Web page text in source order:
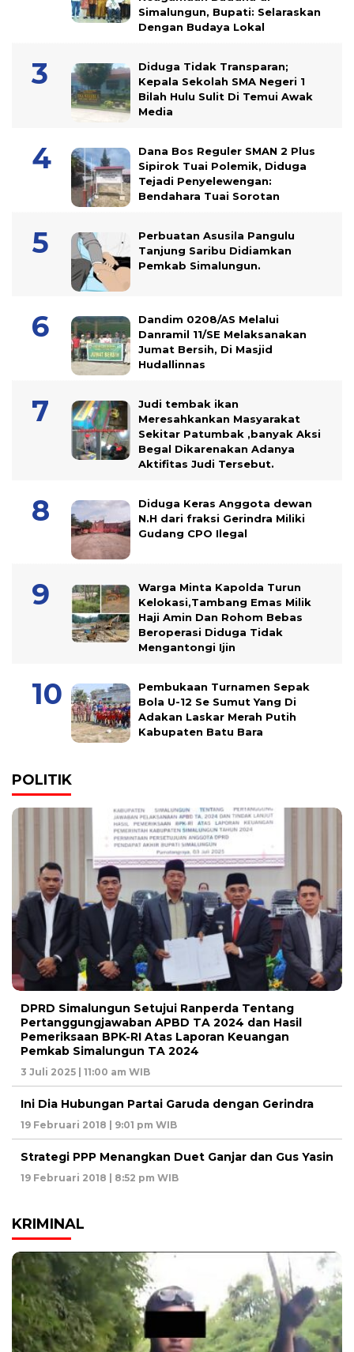
Simalungun, Bupati: Selaraskan
Dengan Budaya Lokal
Diduga Tidak Transparan;
Kepala Sekolah SMA Negeri 1
Bilah Hulu Sulit Di Temui Awak
Media
Dana Bos Reguler SMAN 2 Plus
Sipirok Tuai Polemik, Diduga
Tejadi Penyelewengan:
Bendahara Tuai Sorotan
Perbuatan Asusila Pangulu
Tanjung Saribu Didiamkan
Pemkab Simalungun.
Dandim 0208/AS Melalui
Danramil 11/SE Melaksanakan
Jumat Bersih, Di Masjid
Hudallinnas
Judi tembak ikan
Meresahkankan Masyarakat
Sekitar Patumbak ,banyak Aksi
Begal Dikarenakan Adanya
Aktifitas Judi Tersebut.
Diduga Keras Anggota dewan
N.H dari fraksi Gerindra Miliki
Gudang CPO Ilegal
Warga Minta Kapolda Turun
Kelokasi,Tambang Emas Milik
Haji Amin Dan Rohom Bebas
Beroperasi Diduga Tidak
Mengantongi Ijin
Pembukaan Turnamen Sepak
Bola U-12 Se Sumut Yang Di
Adakan Laskar Merah Putih
Kabupaten Batu Bara
POLITIK
DPRD Simalungun Setujui Ranperda Tentang
Pertanggungjawaban APBD TA 2024 dan Hasil
Pemeriksaan BPK-RI Atas Laporan Keuangan
Pemkab Simalungun TA 2024
3 Juli 2025 | 11:00 am WIB
Ini Dia Hubungan Partai Garuda dengan Gerindra
19 Februari 2018 | 9:01 pm WIB
Strategi PPP Menangkan Duet Ganjar dan Gus Yasin
19 Februari 2018 | 8:52 pm WIB
KRIMINAL